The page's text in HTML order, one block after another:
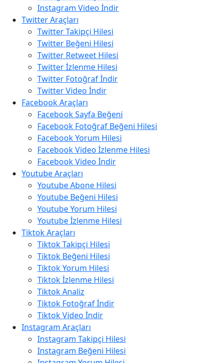
Instagram Video İndir
Twitter Araçları
Twitter Takipçi Hilesi
Twitter Beğeni Hilesi
Twitter Retweet Hilesi
Twitter İzlenme Hilesi
Twitter Fotoğraf İndir
Twitter Video İndir
Facebook Araçları
Facebook Sayfa Beğeni
Facebook Fotoğraf Beğeni Hilesi
Facebook Yorum Hilesi
Facebook Video İzlenme Hilesi
Facebook Video İndir
Youtube Araçları
Youtube Abone Hilesi
Youtube Beğeni Hilesi
Youtube Yorum Hilesi
Youtube İzlenme Hilesi
Tiktok Araçları
Tiktok Takipçi Hilesi
Tiktok Beğeni Hilesi
Tiktok Yorum Hilesi
Tiktok İzlenme Hilesi
Tiktok Analiz
Tiktok Fotoğraf İndir
Tiktok Video İndir
Instagram Araçları
Instagram Takipçi Hilesi
Instagram Beğeni Hilesi